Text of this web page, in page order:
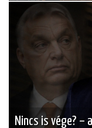
Nincs is vége? –